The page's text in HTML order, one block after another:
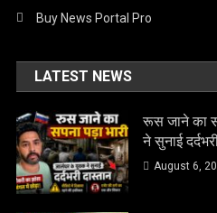
Buy News Portal Pro
LATEST NEWS
रूस जाने का
ने सुनाई
August 6,